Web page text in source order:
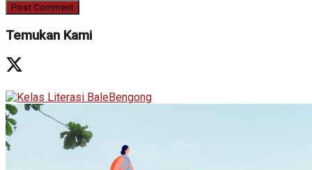
Temukan Kami